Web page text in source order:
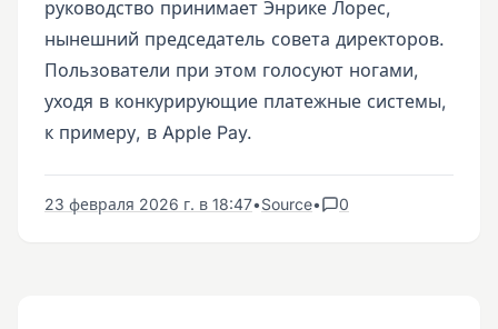
руководство принимает Энрике Лорес,
нынешний председатель совета директоров.
Пользователи при этом голосуют ногами,
уходя в конкурирующие платежные системы,
к примеру, в Apple Pay.
23 февраля 2026 г. в 18:47•Source• 0